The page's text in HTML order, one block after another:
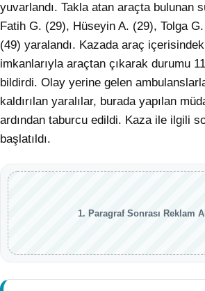
yuvarlandı. Takla atan araçta bulunan
Fatih G. (29), Hüseyin A. (29), Tolga
(49) yaralandı. Kazada araç
imkanlarıyla araçtan çıkarak durumu
bildirdi. Olay yerine gelen
kaldırılan yaralılar, burada yapılan
ardından taburcu edildi. Kaza ile ilgili
başlatıldı.
1. Paragraf Sonrası Reklam